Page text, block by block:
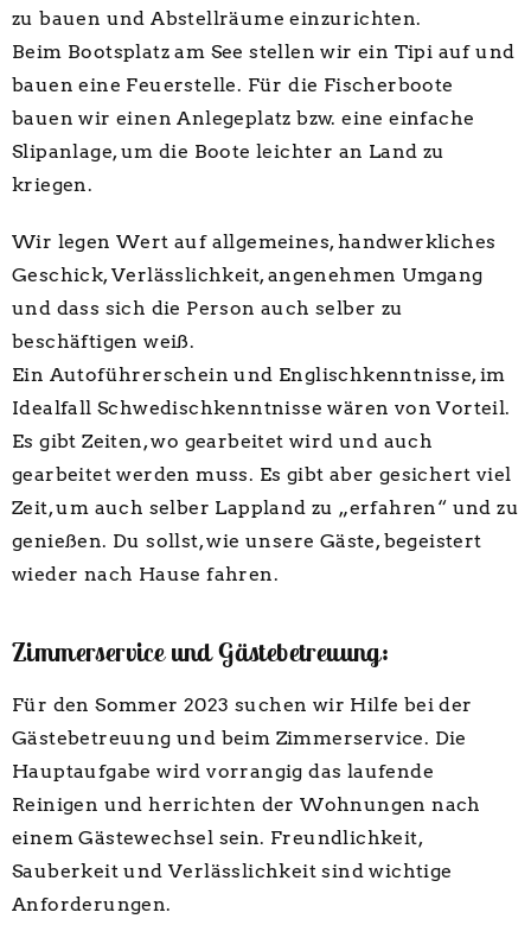
zu bauen und Abstellräume einzurichten.
Beim Bootsplatz am See stellen wir ein Tipi auf und
bauen eine Feuerstelle. Für die Fischerboote
bauen wir einen Anlegeplatz bzw. eine einfache
Slipanlage, um die Boote leichter an Land zu
kriegen.
Wir legen Wert auf allgemeines, handwerkliches
Geschick, Verlässlichkeit, angenehmen Umgang
und dass sich die Person auch selber zu
beschäftigen weiß.
Ein Autoführerschein und Englischkenntnisse, im
Idealfall Schwedischkenntnisse wären von Vorteil.
Es gibt Zeiten, wo gearbeitet wird und auch
gearbeitet werden muss. Es gibt aber gesichert viel
Zeit, um auch selber Lappland zu „erfahren“ und zu
genießen. Du sollst, wie unsere Gäste, begeistert
wieder nach Hause fahren.
Zimmerservice und Gästebetreuung:
Für den Sommer 2023 suchen wir Hilfe bei der
Gästebetreuung und beim Zimmerservice. Die
Hauptaufgabe wird vorrangig das laufende
Reinigen und herrichten der Wohnungen nach
einem Gästewechsel sein. Freundlichkeit,
Sauberkeit und Verlässlichkeit sind wichtige
Anforderungen.